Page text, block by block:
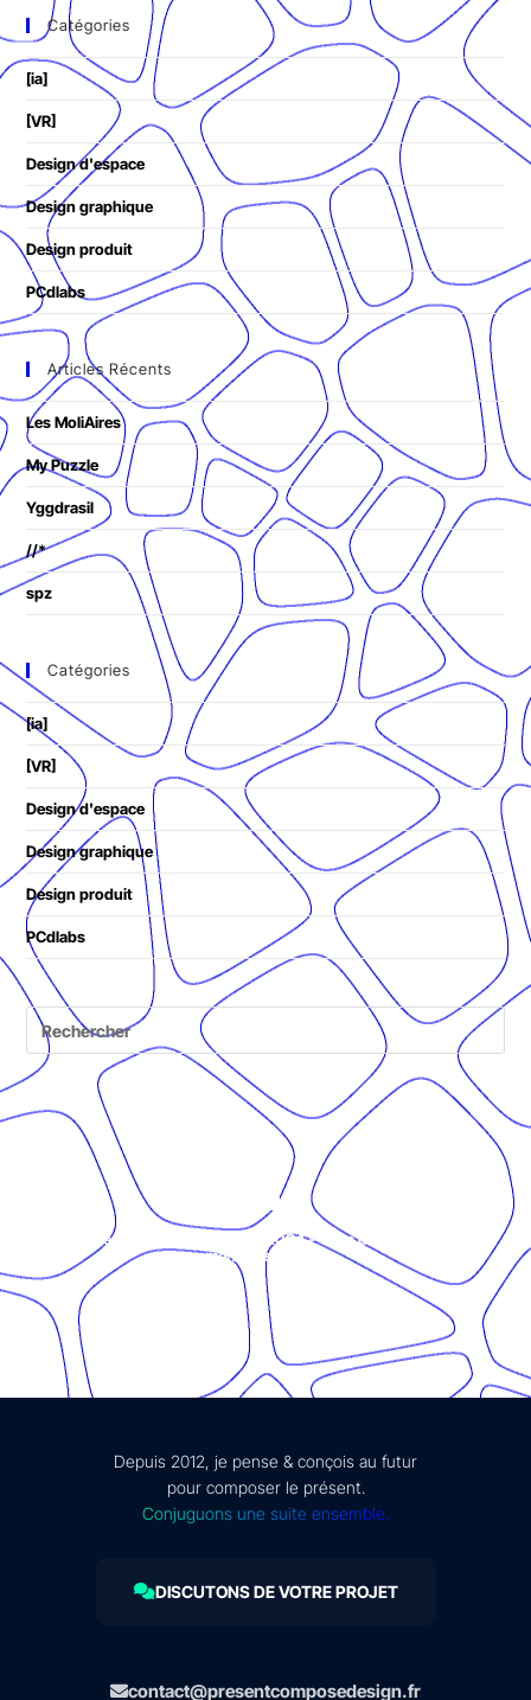
Catégories
[ia]
[VR]
Design d'espace
Design graphique
Design produit
PCdlabs
Articles Récents
Les MoliAires
My Puzzle
Yggdrasil
//*
spz
Catégories
[ia]
[VR]
Design d'espace
Design graphique
Design produit
PCdlabs
© Présent Composé design - 2024 - Tous droits réservés -
mentions légales
Depuis 2012, je pense & conçois au futur
pour composer le présent.
Conjuguons une suite ensemble.
DISCUTONS DE VOTRE PROJET
contact@presentcomposedesign.fr